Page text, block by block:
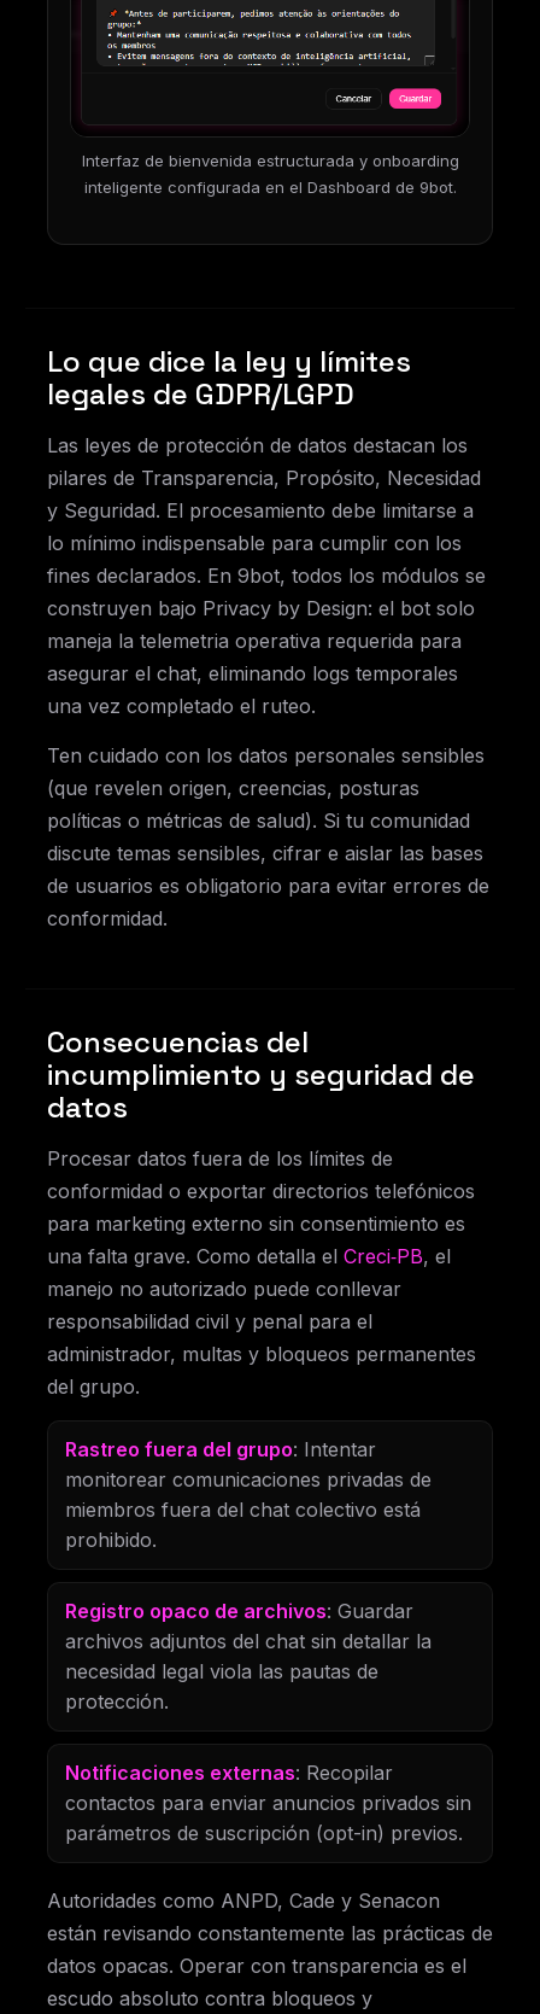
Interfaz de bienvenida estructurada y onboarding
inteligente configurada en el Dashboard de 9bot.
Lo que dice la ley y límites
legales de GDPR/LGPD
Las leyes de protección de datos destacan los
pilares de Transparencia, Propósito, Necesidad
y Seguridad. El procesamiento debe limitarse a
lo mínimo indispensable para cumplir con los
fines declarados. En 9bot, todos los módulos se
construyen bajo Privacy by Design: el bot solo
maneja la telemetria operativa requerida para
asegurar el chat, eliminando logs temporales
una vez completado el ruteo.
Ten cuidado con los datos personales sensibles
(que revelen origen, creencias, posturas
políticas o métricas de salud). Si tu comunidad
discute temas sensibles, cifrar e aislar las bases
de usuarios es obligatorio para evitar errores de
conformidad.
Consecuencias del
incumplimiento y seguridad de
datos
Procesar datos fuera de los límites de
conformidad o exportar directorios telefónicos
para marketing externo sin consentimiento es
una falta grave. Como detalla el Creci‑PB, el
manejo no autorizado puede conllevar
responsabilidad civil y penal para el
administrador, multas y bloqueos permanentes
del grupo.
Rastreo fuera del grupo: Intentar
monitorear comunicaciones privadas de
miembros fuera del chat colectivo está
prohibido.
Registro opaco de archivos: Guardar
archivos adjuntos del chat sin detallar la
necesidad legal viola las pautas de
protección.
Notificaciones externas: Recopilar
contactos para enviar anuncios privados sin
parámetros de suscripción (opt-in) previos.
Autoridades como ANPD, Cade y Senacon
están revisando constantemente las prácticas de
datos opacas. Operar con transparencia es el
escudo absoluto contra bloqueos y